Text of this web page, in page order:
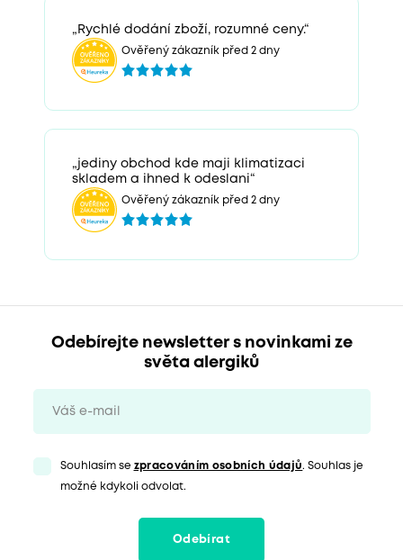
„Rychlé dodání zboží, rozumné ceny.“
Ověřený zákazník před 2 dny
„jediny obchod kde maji klimatizaci
skladem a ihned k odeslani“
Ověřený zákazník před 2 dny
Odebírejte newsletter s novinkami ze
světa alergiků
Souhlasím se zpracováním osobních údajů. Souhlas je
možné kdykoli odvolat.
Odebírat